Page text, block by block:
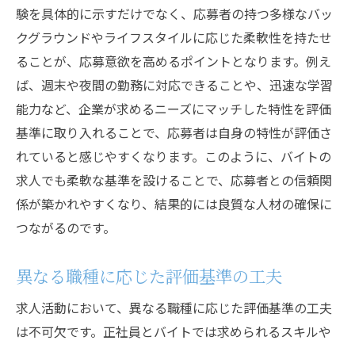
験を具体的に示すだけでなく、応募者の持つ多様なバッ
クグラウンドやライフスタイルに応じた柔軟性を持たせ
ることが、応募意欲を高めるポイントとなります。例え
ば、週末や夜間の勤務に対応できることや、迅速な学習
能力など、企業が求めるニーズにマッチした特性を評価
基準に取り入れることで、応募者は自身の特性が評価さ
れていると感じやすくなります。このように、バイトの
求人でも柔軟な基準を設けることで、応募者との信頼関
係が築かれやすくなり、結果的には良質な人材の確保に
つながるのです。
異なる職種に応じた評価基準の工夫
求人活動において、異なる職種に応じた評価基準の工夫
は不可欠です。正社員とバイトでは求められるスキルや